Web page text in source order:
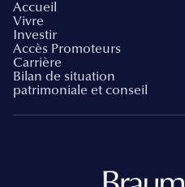
Accueil
Vivre
Investir
Accès Promoteurs
Carrière
Bilan de situation
patrimoniale et conseil